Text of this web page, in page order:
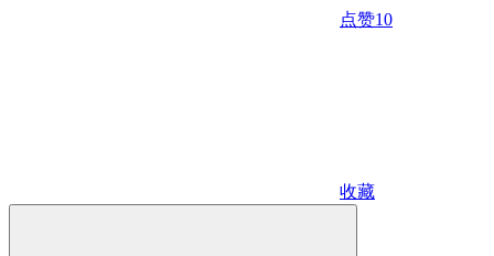
点赞10
收藏